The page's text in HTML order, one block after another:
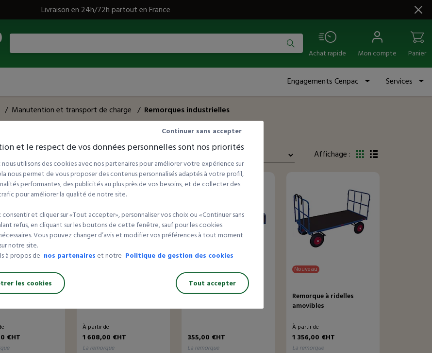
Livraison en 24h/72h partout en France
Achat rapide Mon compte Panier
Engagements Cenpac Services
/ Manutention et transport de charge / Remorques industrielles
Tri par : Affichage :
plateforme
€HT
À partir de
1 608,00 €HT
la remorque
Remorque manuelle
355,00 €HT
la remorque
Nouveau
Remorque à ridelles
amovibles
À partir de
1 356,00 €HT
la remorque
et le respect de vos données personnelles sont nos priorités
nous utilisons des cookies avec nos partenaires pour améliorer votre expérience sur
nous permet de vous proposer des contenus personnalisés adaptés à votre profil,
performantes, des publicités au plus près de vos besoins, et de collecter des
pour améliorer la qualité de notre site.
et cliquer sur «Tout accepter», personnaliser vos choix ou «Continuer sans
refus, en cliquant sur les boutons de cette fenêtre, sauf pour les cookies
Vous pouvez changer d’avis et modifier vos préférences à tout moment
notre site.
à propos de nos partenaires et notre Politique de gestion des cookies
Continuer sans accepter
les cookies Tout accepter